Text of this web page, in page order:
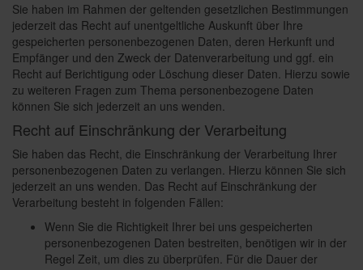
Sie haben im Rahmen der geltenden gesetzlichen Bestimmungen
jederzeit das Recht auf unentgeltliche Auskunft über Ihre
gespeicherten personenbezogenen Daten, deren Herkunft und
Empfänger und den Zweck der Datenverarbeitung und ggf. ein
Recht auf Berichtigung oder Löschung dieser Daten. Hierzu sowie
zu weiteren Fragen zum Thema personenbezogene Daten
können Sie sich jederzeit an uns wenden.
Recht auf Einschränkung der Verarbeitung
Sie haben das Recht, die Einschränkung der Verarbeitung Ihrer
personenbezogenen Daten zu verlangen. Hierzu können Sie sich
jederzeit an uns wenden. Das Recht auf Einschränkung der
Verarbeitung besteht in folgenden Fällen:
Wenn Sie die Richtigkeit Ihrer bei uns gespeicherten
personenbezogenen Daten bestreiten, benötigen wir in der
Regel Zeit, um dies zu überprüfen. Für die Dauer der